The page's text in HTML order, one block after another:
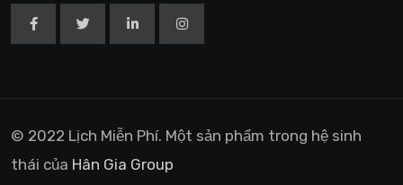
© 2022 Lịch Miễn Phí. Một sản phẩm trong hệ sinh
thái của Hân Gia Group